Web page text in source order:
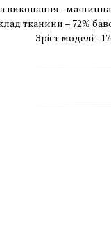
виконання -
тканини – 72%
Зріст моделі -